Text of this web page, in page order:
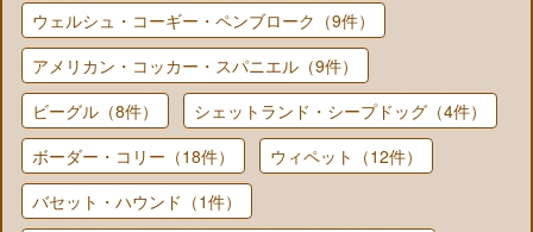
ウェルシュ・コーギー・ペンブローク（9件）
アメリカン・コッカー・スパニエル（9件）
ビーグル（8件）
シェットランド・シープドッグ（4件）
ボーダー・コリー（18件）
ウィペット（12件）
バセット・ハウンド（1件）